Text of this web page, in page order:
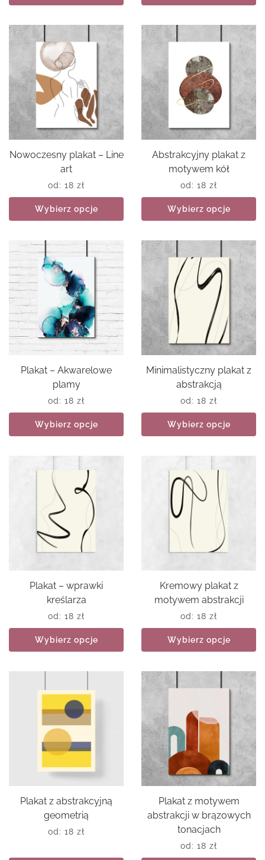
Nowoczesny plakat – Line
art
od: 18 zł
Wybierz opcje
Abstrakcyjny plakat z
motywem kół
od: 18 zł
Wybierz opcje
Plakat – Akwarelowe
plamy
od: 18 zł
Wybierz opcje
Minimalistyczny plakat z
abstrakcją
od: 18 zł
Wybierz opcje
Plakat – wprawki
kreślarza
od: 18 zł
Wybierz opcje
Kremowy plakat z
motywem abstrakcji
od: 18 zł
Wybierz opcje
Plakat z abstrakcyjną
geometrią
od: 18 zł
Plakat z motywem
abstrakcji w brązowych
tonacjach
od: 18 zł